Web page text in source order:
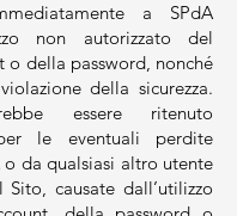
a SPdA
non autorizzato del
o della password, nonché
della sicurezza.
essere ritenuto
le eventuali perdite
o da qualsiasi altro utente
causate dall’utilizzo